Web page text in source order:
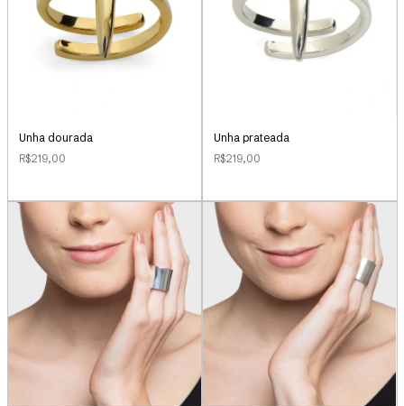
Unha dourada
R$219,00
Unha prateada
R$219,00